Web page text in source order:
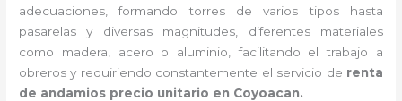
adecuaciones, formando torres de varios tipos hasta
pasarelas y diversas magnitudes, diferentes materiales
como madera, acero o aluminio, facilitando el trabajo a
obreros y requiriendo constantemente el servicio de renta
de andamios precio unitario en Coyoacan.